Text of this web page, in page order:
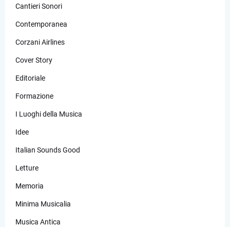
Cantieri Sonori
Contemporanea
Corzani Airlines
Cover Story
Editoriale
Formazione
I Luoghi della Musica
Idee
Italian Sounds Good
Letture
Memoria
Minima Musicalia
Musica Antica